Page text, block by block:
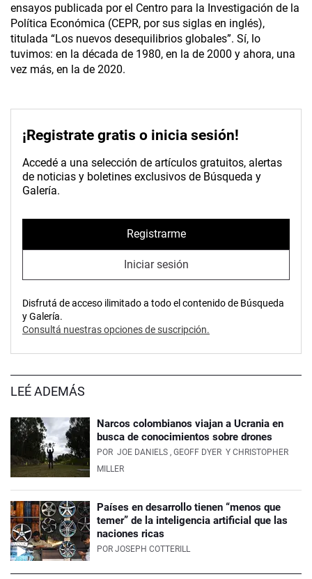
ensayos publicada por el Centro para la Investigación de la
Política Económica (CEPR, por sus siglas en inglés),
titulada “Los nuevos desequilibrios globales”. Sí, lo
tuvimos: en la década de 1980, en la de 2000 y ahora, una
vez más, en la de 2020.
¡Registrate gratis o inicia sesión!
Accedé a una selección de artículos gratuitos, alertas
de noticias y boletines exclusivos de Búsqueda y
Galería.
Registrarme
Iniciar sesión
Disfrutá de acceso ilimitado a todo el contenido de Búsqueda
y Galería.
Consultá nuestras opciones de suscripción.
LEÉ ADEMÁS
Narcos colombianos viajan a Ucrania en
busca de conocimientos sobre drones
POR JOE DANIELS , GEOFF DYER Y CHRISTOPHER
MILLER
Países en desarrollo tienen “menos que
temer” de la inteligencia artificial que las
naciones ricas
POR JOSEPH COTTERILL